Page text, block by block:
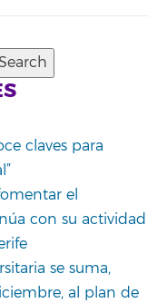
claves para
el
con su actividad
se suma,
al plan de